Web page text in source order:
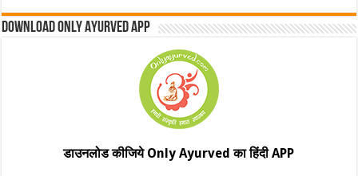
Download Only Ayurved App
डाउनलोड कीजिये Only Ayurved का हिंदी APP